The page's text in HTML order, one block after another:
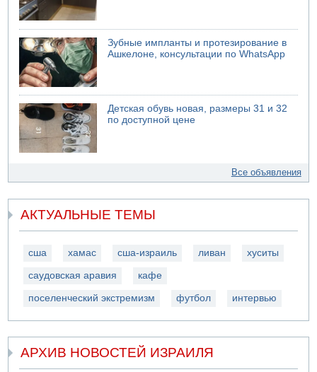
Зубные импланты и протезирование в
Ашкелоне, консультации по WhatsApp
Детская обувь новая, размеры 31 и 32
по доступной цене
Все объявления
АКТУАЛЬНЫЕ ТЕМЫ
сша хамас сша-израиль ливан хуситы
саудовская аравия кафе
поселенческий экстремизм футбол интервью
АРХИВ НОВОСТЕЙ ИЗРАИЛЯ